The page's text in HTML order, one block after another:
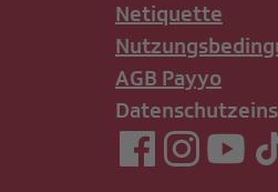
Netiquette
AGB Payyo